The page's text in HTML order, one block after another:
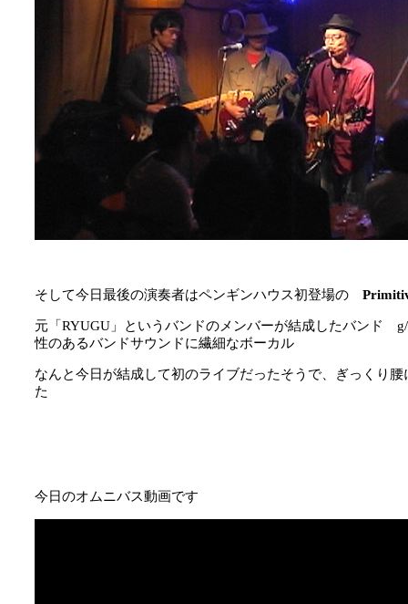
そして今日最後の演奏者はペンギンハウス初登場の
元「RYUGU」というバンドのメンバーが結成したバンド
性のあるバンドサウンドに繊細なボーカル
なんと今日が結成して初のライブだったそうで、ぎっくり
た
今日のオムニバス動画です